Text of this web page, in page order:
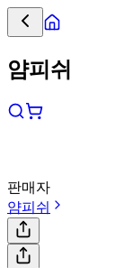
얌피쉬
판매자
얌피쉬